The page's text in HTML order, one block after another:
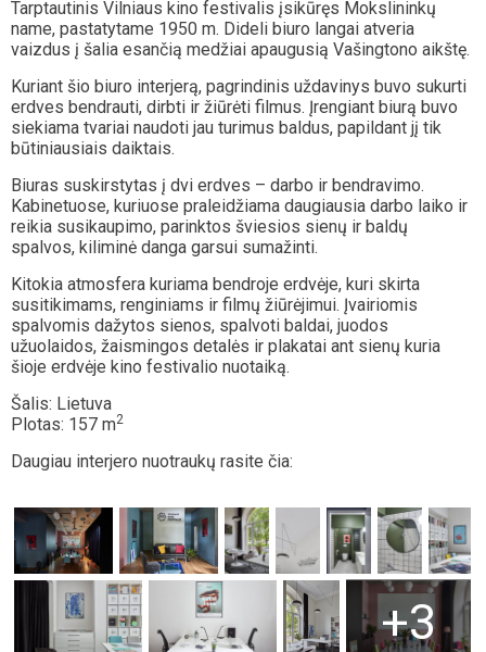
Tarptautinis Vilniaus kino festivalis įsikūręs Mokslininkų
name, pastatytame 1950 m. Dideli biuro langai atveria
vaizdus į šalia esančią medžiai apaugusią Vašingtono aikštę.
Kuriant šio biuro interjerą, pagrindinis uždavinys buvo sukurti
erdves bendrauti, dirbti ir žiūrėti filmus. Įrengiant biurą buvo
siekiama tvariai naudoti jau turimus baldus, papildant jį tik
būtiniausiais daiktais.
Biuras suskirstytas į dvi erdves – darbo ir bendravimo.
Kabinetuose, kuriuose praleidžiama daugiausia darbo laiko ir
reikia susikaupimo, parinktos šviesios sienų ir baldų
spalvos, kiliminė danga garsui sumažinti.
Kitokia atmosfera kuriama bendroje erdvėje, kuri skirta
susitikimams, renginiams ir filmų žiūrėjimui. Įvairiomis
spalvomis dažytos sienos, spalvoti baldai, juodos
užuolaidos, žaismingos detalės ir plakatai ant sienų kuria
šioje erdvėje kino festivalio nuotaiką.
Šalis: Lietuva
Plotas: 157 m2
Daugiau interjero nuotraukų rasite čia:
+3